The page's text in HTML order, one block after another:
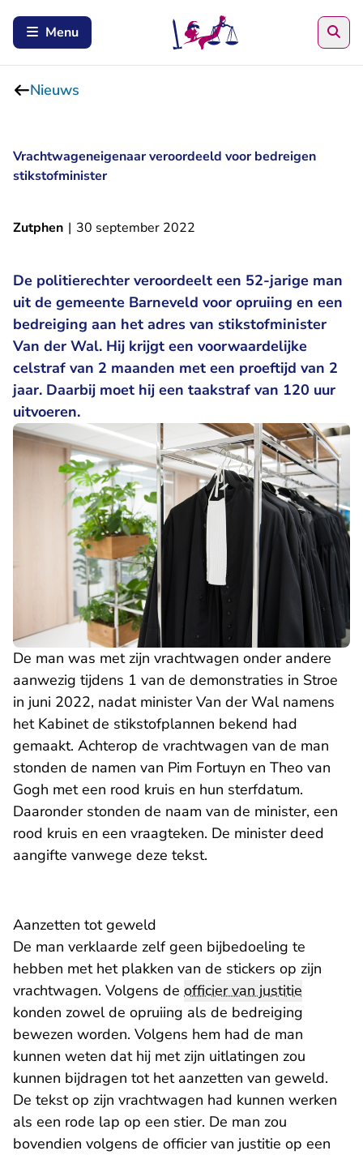
Menu
Nieuws
Vrachtwageneigenaar veroordeeld voor bedreigen
stikstofminister
Zutphen | 30 september 2022
De politierechter veroordeelt een 52-jarige man
uit de gemeente Barneveld voor opruiing en een
bedreiging aan het adres van stikstofminister
Van der Wal. Hij krijgt een voorwaardelijke
celstraf van 2 maanden met een proeftijd van 2
jaar. Daarbij moet hij een taakstraf van 120 uur
uitvoeren.
De man was met zijn vrachtwagen onder andere
aanwezig tijdens 1 van de demonstraties in Stroe
in juni 2022, nadat minister Van der Wal namens
het Kabinet de stikstofplannen bekend had
gemaakt. Achterop de vrachtwagen van de man
stonden de namen van Pim Fortuyn en Theo van
Gogh met een rood kruis en hun sterfdatum.
Daaronder stonden de naam van de minister, een
rood kruis en een vraagteken. De minister deed
aangifte vanwege deze tekst.
Aanzetten tot geweld
De man verklaarde zelf geen bijbedoeling te
hebben met het plakken van de stickers op zijn
vrachtwagen. Volgens de officier van justitie
konden zowel de opruiing als de bedreiging
bewezen worden. Volgens hem had de man
kunnen weten dat hij met zijn uitlatingen zou
kunnen bijdragen tot het aanzetten van geweld.
De tekst op zijn vrachtwagen had kunnen werken
als een rode lap op een stier. De man zou
bovendien volgens de officier van justitie op een